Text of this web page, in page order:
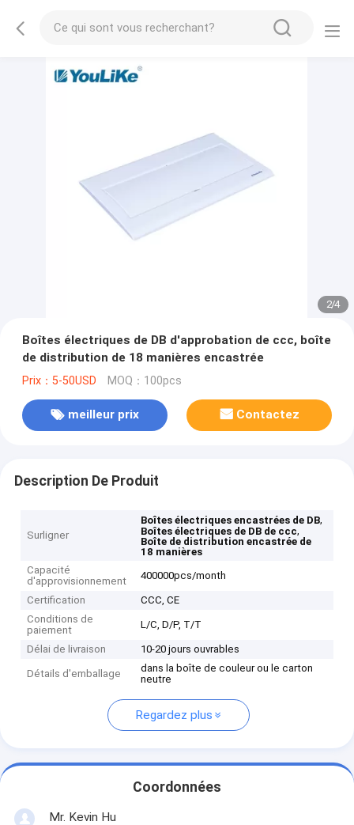
2/4
Boîtes électriques de DB d'approbation de ccc, boîte
de distribution de 18 manières encastrée
Prix：5-50USD MOQ：100pcs
meilleur prix Contactez
Description De Produit
Surligner
Boîtes électriques encastrées de DB,
Boîtes électriques de DB de ccc,
Boîte de distribution encastrée de
18 manières
Capacité
d'approvisionnement
400000pcs/month
Certification
CCC, CE
Conditions de
paiement
L/C, D/P, T/T
Délai de livraison 10-20 jours ouvrables
Détails d'emballage
dans la boîte de couleur ou le carton
neutre
Regardez plus
Coordonnées
Mr. Kevin Hu